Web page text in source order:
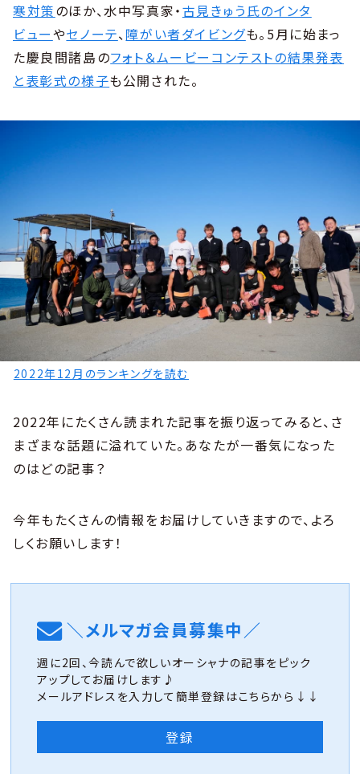
寒対策のほか、水中写真家・古見きゅう氏のインタ
ビューやセノーテ、障がい者ダイビングも。5月に始まっ
た慶良間諸島のフォト＆ムービーコンテストの結果発表
と表彰式の様子も公開された。
2022年12月のランキングを読む
2022年にたくさん読まれた記事を振り返ってみると、さ
まざまな話題に溢れていた。あなたが一番気になった
のはどの記事？
今年もたくさんの情報をお届けしていきますので、よろ
しくお願いします！
＼メルマガ会員募集中／
週に2回、今読んで欲しいオーシャナの記事をピック
アップしてお届けします♪
メールアドレスを入力して簡単登録はこちらから↓↓
登録